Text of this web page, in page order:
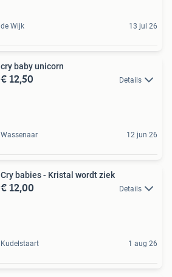
de Wijk 13 jul 26
cry baby unicorn
€ 12,50 Details
Wassenaar 12 jun 26
Cry babies - Kristal wordt ziek
€ 12,00 Details
Kudelstaart 1 aug 26